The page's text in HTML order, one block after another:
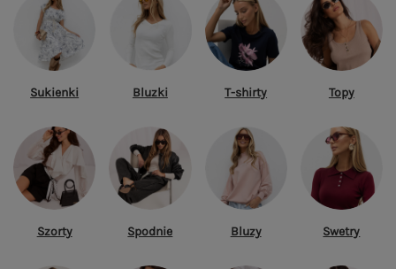
Sukienki Bluzki T-shirty Topy
Szorty Spodnie Bluzy Swetry